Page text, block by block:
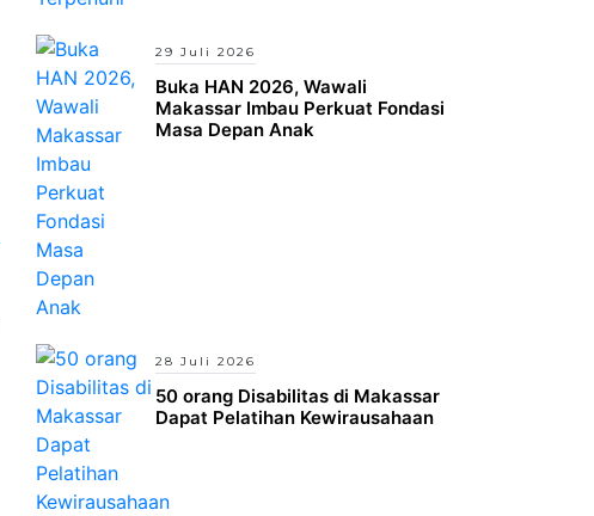
29 Juli 2026
Buka HAN 2026, Wawali
Makassar Imbau Perkuat Fondasi
Masa Depan Anak
28 Juli 2026
50 orang Disabilitas di Makassar
Dapat Pelatihan Kewirausahaan